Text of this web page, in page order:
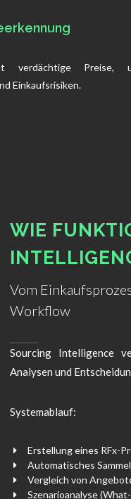
verdächtige Preise,
Einkaufsrisiken.
WIE
Vom
Workflow
Sourcing Intelligence
Analysen und
Systemablauf:
Erstellung eines RFx-
Automatisches
Vergleich von
Szenarioanalyse